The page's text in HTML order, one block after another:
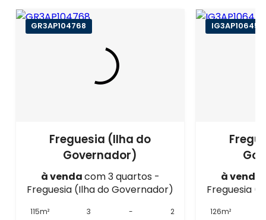
GR3AP104768
Freguesia (Ilha do
Governador)
à vendacom 3 quartos -
Freguesia (Ilha do Governador)
115m² 3 - 2
IG3AP106453
à venda
Freguesia
126m²